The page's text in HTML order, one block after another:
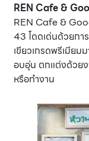
REN Cafe &
REN Cafe &
43 โดดเด่นด้วยก
เขียวเกรดพรีเมียม
อบอุ่น ตกแต่งด้วยง
หรือทำงาน